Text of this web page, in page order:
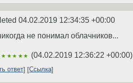
04.02.2019 12:34:35 +00:00
не понимал облачников...
★★★★★ (04.02.2019 12:36:22 +00:00)
ответ Ссылка